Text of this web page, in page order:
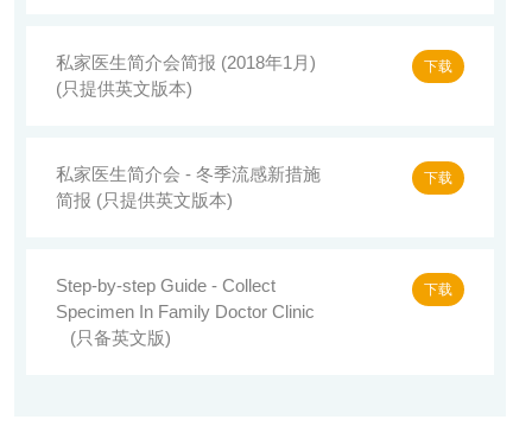
私家医生简介会简报 (2018年1月)
(只提供英文版本)
下载
私家医生简介会 - 冬季流感新措施
简报 (只提供英文版本)
下载
Step-by-step Guide - Collect
Specimen In Family Doctor Clinic
(只备英文版)
下载